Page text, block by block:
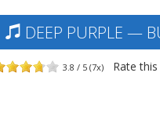
DEEP PURPLE —
3.8 / 5 (7x) Rate